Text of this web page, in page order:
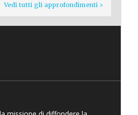
Vedi tutti gli approfondimenti >